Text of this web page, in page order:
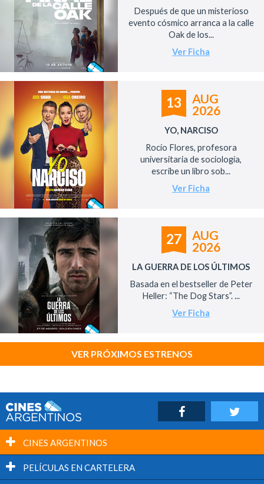
Después de que un misterioso
evento cósmico arranca a la calle
Oak de los...
Ver Ficha
13
AUG
2026
YO, NARCISO
Rocío Flores, profesora
universitaria de sociología,
escribe un libro sob...
Ver Ficha
27
AUG
2026
LA GUERRA DE LOS ÚLTIMOS
Basada en el bestseller de Peter
Heller: “The Dog Stars”. ...
Ver Ficha
VER PRÓXIMOS ESTRENOS
CINES ARGENTINOS
PELÍCULAS EN CARTELERA